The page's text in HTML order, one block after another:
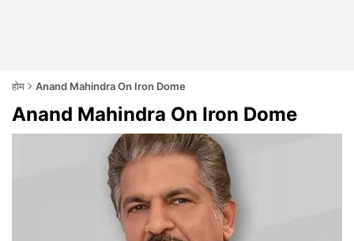
होम Anand Mahindra On Iron Dome
Anand Mahindra On Iron Dome